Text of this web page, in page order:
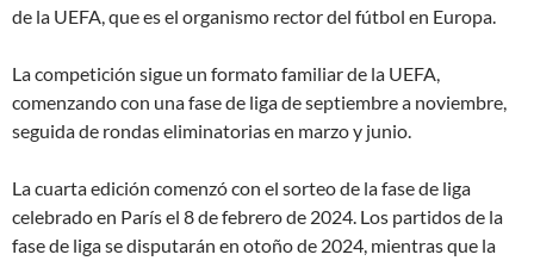
de la UEFA, que es el organismo rector del fútbol en Europa.
La competición sigue un formato familiar de la UEFA,
comenzando con una fase de liga de septiembre a noviembre,
seguida de rondas eliminatorias en marzo y junio.
La cuarta edición comenzó con el sorteo de la fase de liga
celebrado en París el 8 de febrero de 2024. Los partidos de la
fase de liga se disputarán en otoño de 2024, mientras que la